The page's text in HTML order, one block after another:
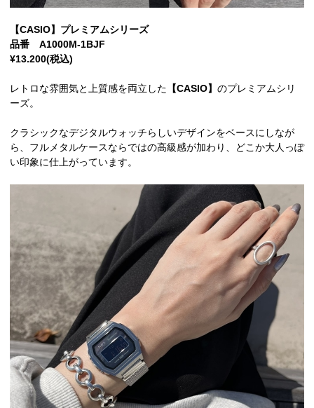
【CASIO】プレミアムシリーズ
品番 A1000M-1BJF
¥13.200(税込)
レトロな雰囲気と上質感を両立した 【CASIO】 のプレミアムシリ
ーズ。
クラシックなデジタルウォッチらしいデザインをベースにしなが
ら、フルメタルケースならではの高級感が加わり、どこか大人っぽ
い印象に仕上がっています。